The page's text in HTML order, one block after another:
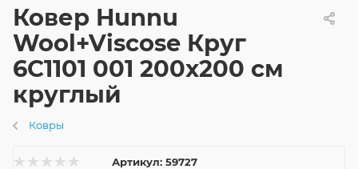
Ковер Hunnu
Wool+Viscose Круг
6C1101 001 200x200 см
круглый
Ковры
Артикул: 59727